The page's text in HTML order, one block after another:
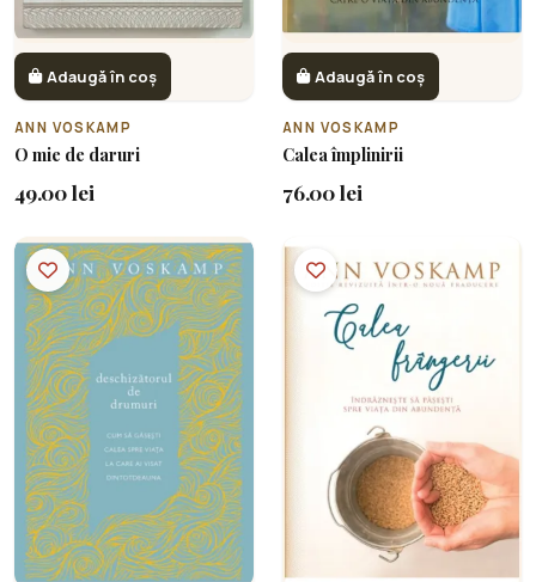
Adaugă în coș
ANN VOSKAMP
O mie de daruri
49.00 lei
Adaugă în coș
ANN VOSKAMP
Calea împlinirii
76.00 lei